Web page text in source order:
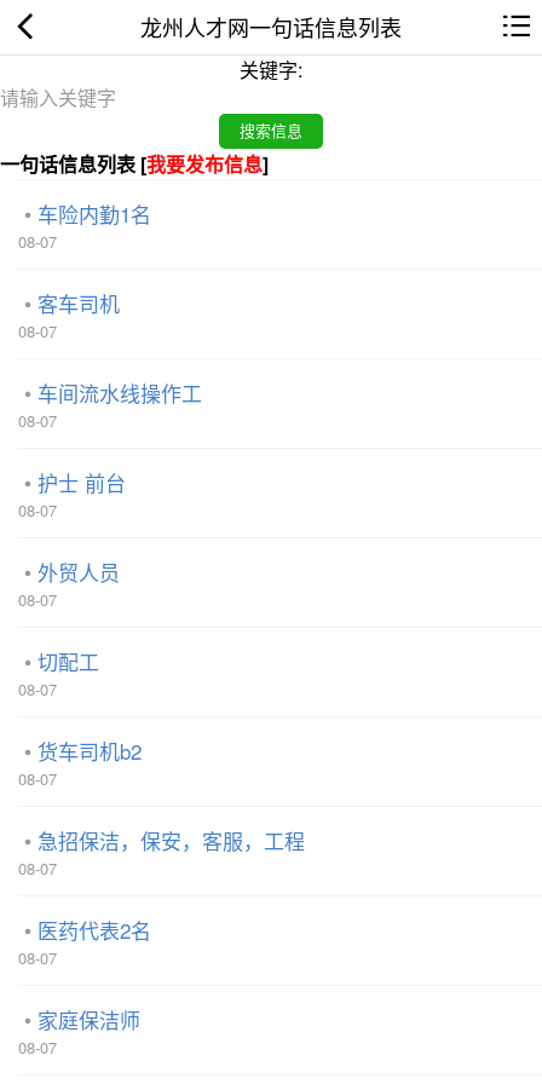
龙州人才网一句话信息列表
关键字:
一句话信息列表 [我要发布信息]
车险内勤1名
08-07
客车司机
08-07
车间流水线操作工
08-07
护士 前台
08-07
外贸人员
08-07
切配工
08-07
货车司机b2
08-07
急招保洁，保安，客服，工程
08-07
医药代表2名
08-07
家庭保洁师
08-07